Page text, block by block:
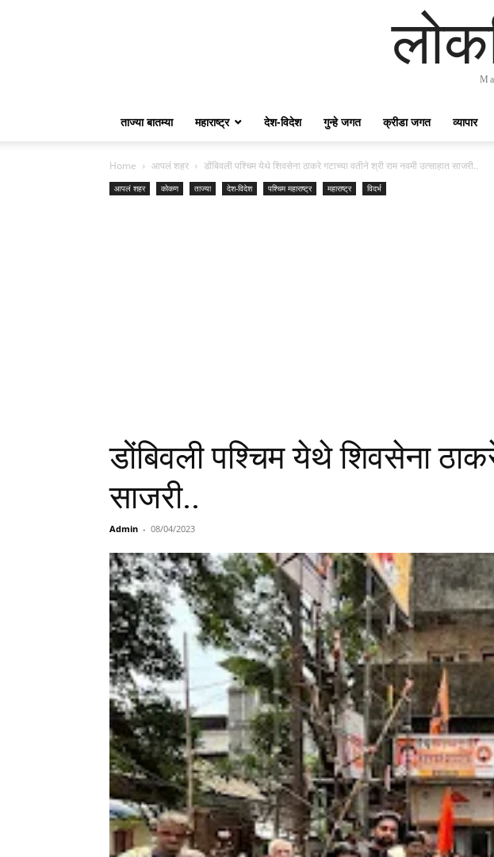
ताज्या बातम्या महाराष्ट्र देश-विदेश गुन्हे जगत क्रीडा जगत व्यापार
Home आपलं शहर डोंबिवली पश्चिम येथे शिवसेना ठाकरे गटाच्या वतीने श्री राम नवमी उत्साहात साजरी..
आपलं शहर कोकण ताज्या देश-विदेश पश्चिम महाराष्ट्र महाराष्ट्र विदर्भ
डोंबिवली पश्चिम येथे शिवसेना
साजरी..
Admin - 08/04/2023